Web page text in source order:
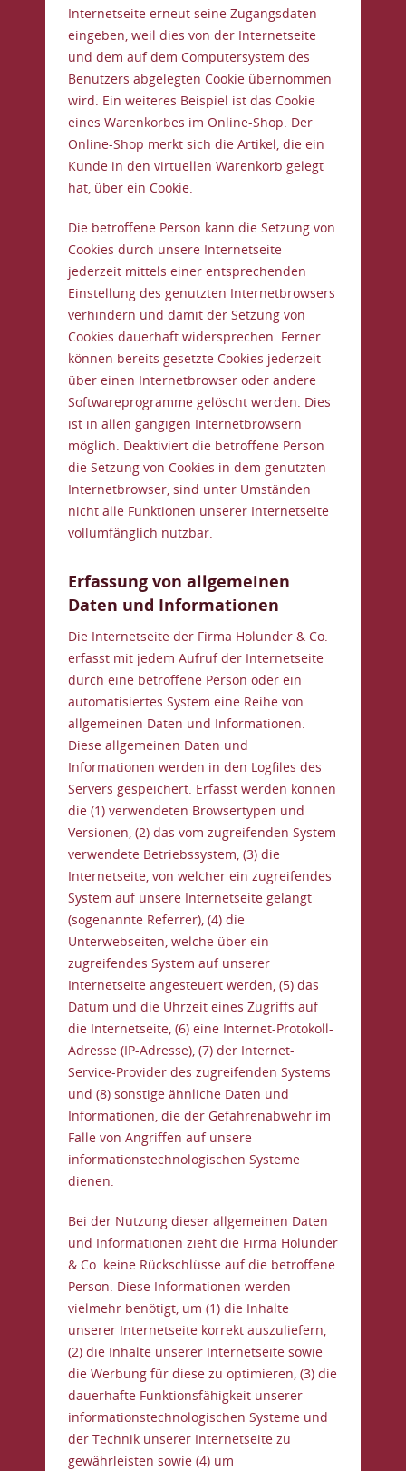
Internetseite erneut seine Zugangsdaten
eingeben, weil dies von der Internetseite
und dem auf dem Computersystem des
Benutzers abgelegten Cookie übernommen
wird. Ein weiteres Beispiel ist das Cookie
eines Warenkorbes im Online-Shop. Der
Online-Shop merkt sich die Artikel, die ein
Kunde in den virtuellen Warenkorb gelegt
hat, über ein Cookie.
Die betroffene Person kann die Setzung von
Cookies durch unsere Internetseite
jederzeit mittels einer entsprechenden
Einstellung des genutzten Internetbrowsers
verhindern und damit der Setzung von
Cookies dauerhaft widersprechen. Ferner
können bereits gesetzte Cookies jederzeit
über einen Internetbrowser oder andere
Softwareprogramme gelöscht werden. Dies
ist in allen gängigen Internetbrowsern
möglich. Deaktiviert die betroffene Person
die Setzung von Cookies in dem genutzten
Internetbrowser, sind unter Umständen
nicht alle Funktionen unserer Internetseite
vollumfänglich nutzbar.
Erfassung von allgemeinen
Daten und Informationen
Die Internetseite der Firma Holunder & Co.
erfasst mit jedem Aufruf der Internetseite
durch eine betroffene Person oder ein
automatisiertes System eine Reihe von
allgemeinen Daten und Informationen.
Diese allgemeinen Daten und
Informationen werden in den Logfiles des
Servers gespeichert. Erfasst werden können
die (1) verwendeten Browsertypen und
Versionen, (2) das vom zugreifenden System
verwendete Betriebssystem, (3) die
Internetseite, von welcher ein zugreifendes
System auf unsere Internetseite gelangt
(sogenannte Referrer), (4) die
Unterwebseiten, welche über ein
zugreifendes System auf unserer
Internetseite angesteuert werden, (5) das
Datum und die Uhrzeit eines Zugriffs auf
die Internetseite, (6) eine Internet-Protokoll-
Adresse (IP-Adresse), (7) der Internet-
Service-Provider des zugreifenden Systems
und (8) sonstige ähnliche Daten und
Informationen, die der Gefahrenabwehr im
Falle von Angriffen auf unsere
informationstechnologischen Systeme
dienen.
Bei der Nutzung dieser allgemeinen Daten
und Informationen zieht die Firma Holunder
& Co. keine Rückschlüsse auf die betroffene
Person. Diese Informationen werden
vielmehr benötigt, um (1) die Inhalte
unserer Internetseite korrekt auszuliefern,
(2) die Inhalte unserer Internetseite sowie
die Werbung für diese zu optimieren, (3) die
dauerhafte Funktionsfähigkeit unserer
informationstechnologischen Systeme und
der Technik unserer Internetseite zu
gewährleisten sowie (4) um